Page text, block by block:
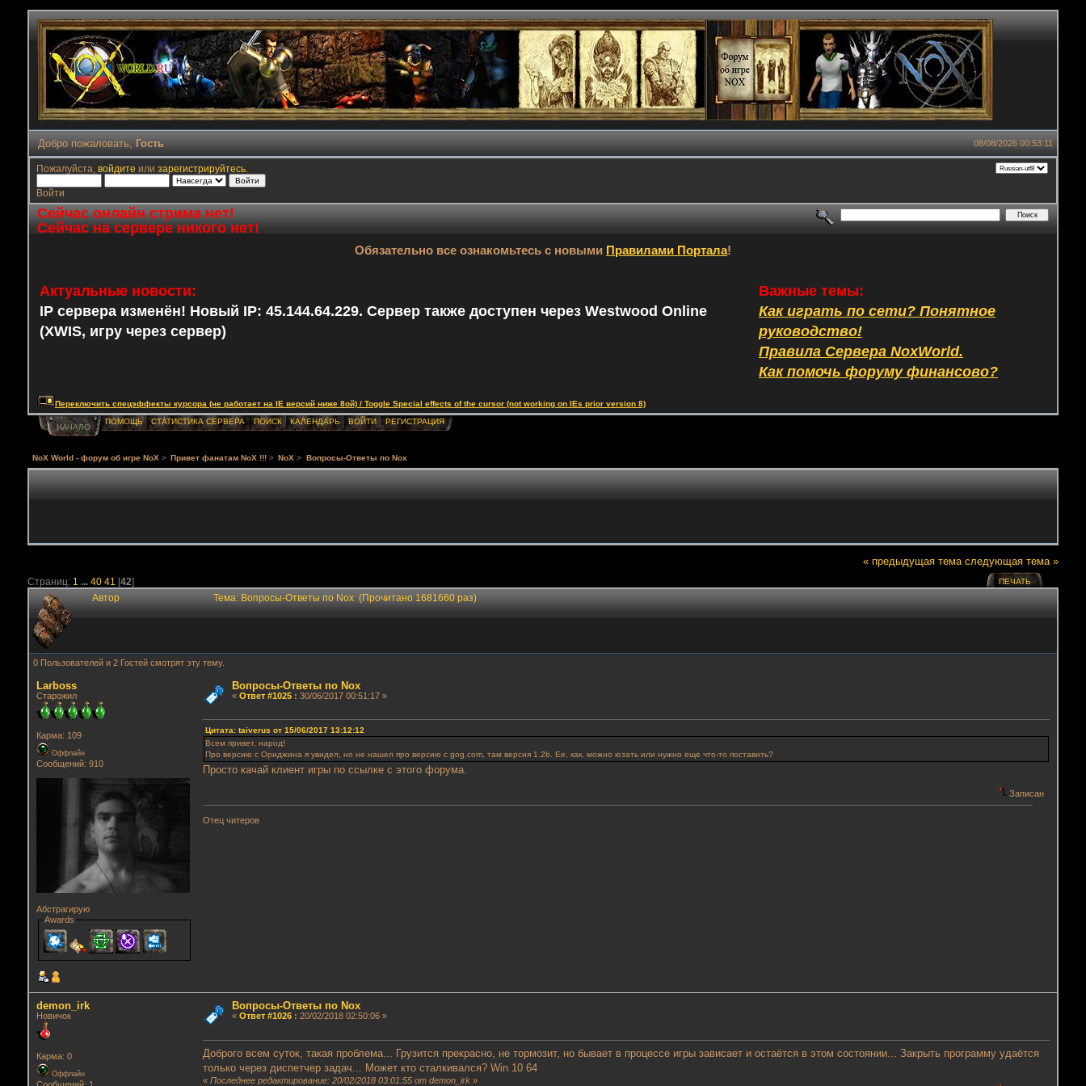
08/08/2026 00:53:11
Добро пожаловать, Гость
Пожалуйста, войдите или зарегистрируйтесь.
Войти
Сейчас онлайн стрима нет!
Сейчас на сервере никого нет!
Обязательно все ознакомьтесь с новыми Правилами Портала!
Актуальные новости:
IP сервера изменён! Новый IP: 45.144.64.229. Сервер также доступен через Westwood Online
(XWIS, игру через сервер)
Важные темы:
Как играть по сети? Понятное
руководство!
Правила Сервера NoxWorld.
Как помочь форуму финансово?
Переключить спецэффекты курсора (не работает на IE версий ниже 8ой) / Toggle Special effects of the cursor (not working on IEs prior version 8)
НАЧАЛО
ПОМОЩЬ СТАТИСТИКА СЕРВЕРА ПОИСК КАЛЕНДАРЬ ВОЙТИ РЕГИСТРАЦИЯ
NoX World - форум об игре NoX > Привет фанатам NoX !!! > NoX > Вопросы-Ответы по Nox
« предыдущая тема следующая тема »
Страниц: 1 ... 40 41 [42] ПЕЧАТЬ
Автор Тема: Вопросы-Ответы по Nox (Прочитано 1681660 раз)
0 Пользователей и 2 Гостей смотрят эту тему.
Lаrboss
Старожил
Карма: 109
Оффлайн
Сообщений: 910
Абстрагирую
Awards
Вопросы-Ответы по Nox
« Ответ #1025: 30/06/2017 00:51:17 »
Цитата: taiverus от 15/06/2017 13:12:12
Всем привет, народ!
Про версию с Ориджина я увидел, но не нашел про версию с gog.com, там версия 1.2b. Ее, как, можно юзать или нужно еще что-то поставить?
Просто качай клиент игры по ссылке с этого форума.
Записан
Отец читеров
demon_irk
Новичок
Карма: 0
Оффлайн
Вопросы-Ответы по Nox
« Ответ #1026: 20/02/2018 02:50:06 »
Доброго всем суток, такая проблема... Грузится прекрасно, не тормозит, но бывает в процессе игры зависает и остаётся в этом состоянии... Закрыть программу удаётся
только через диспетчер задач... Может кто сталкивался? Win 10 64
«Последнее редактирование: 20/02/2018 03:01:55 от demon_irk »